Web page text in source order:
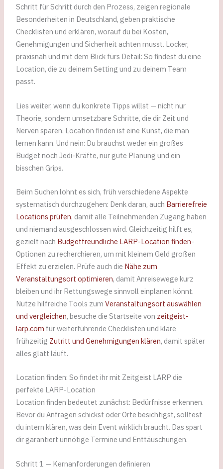
Schritt für Schritt durch den Prozess, zeigen regionale
Besonderheiten in Deutschland, geben praktische
Checklisten und erklären, worauf du bei Kosten,
Genehmigungen und Sicherheit achten musst. Locker,
praxisnah und mit dem Blick fürs Detail: So findest du eine
Location, die zu deinem Setting und zu deinem Team
passt.
Lies weiter, wenn du konkrete Tipps willst — nicht nur
Theorie, sondern umsetzbare Schritte, die dir Zeit und
Nerven sparen. Location finden ist eine Kunst, die man
lernen kann. Und nein: Du brauchst weder ein großes
Budget noch Jedi-Kräfte, nur gute Planung und ein
bisschen Grips.
Beim Suchen lohnt es sich, früh verschiedene Aspekte
systematisch durchzugehen: Denk daran, auch Barrierefreie
Locations prüfen, damit alle Teilnehmenden Zugang haben
und niemand ausgeschlossen wird. Gleichzeitig hilft es,
gezielt nach Budgetfreundliche LARP-Location finden-
Optionen zu recherchieren, um mit kleinem Geld großen
Effekt zu erzielen. Prüfe auch die Nähe zum
Veranstaltungsort optimieren, damit Anreisewege kurz
bleiben und ihr Rettungswege sinnvoll einplanen könnt.
Nutze hilfreiche Tools zum Veranstaltungsort auswählen
und vergleichen, besuche die Startseite von zeitgeist-
larp.com für weiterführende Checklisten und kläre
frühzeitig Zutritt und Genehmigungen klären, damit später
alles glatt läuft.
Location finden: So findet ihr mit Zeitgeist LARP die
perfekte LARP-Location
Location finden bedeutet zunächst: Bedürfnisse erkennen.
Bevor du Anfragen schickst oder Orte besichtigst, solltest
du intern klären, was dein Event wirklich braucht. Das spart
dir garantiert unnötige Termine und Enttäuschungen.
Schritt 1 — Kernanforderungen definieren